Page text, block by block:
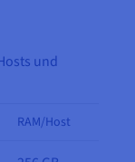
und
RAM/Host